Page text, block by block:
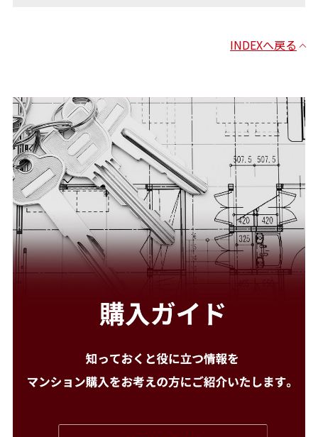
INDEXへ戻る